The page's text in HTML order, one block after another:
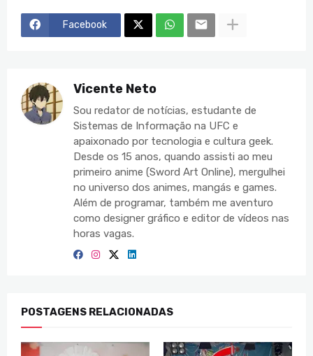
Facebook
Vicente Neto
Sou redator de notícias, estudante de
Sistemas de Informação na UFC e
apaixonado por tecnologia e cultura geek.
Desde os 15 anos, quando assisti ao meu
primeiro anime (Sword Art Online), mergulhei
no universo dos animes, mangás e games.
Além de programar, também me aventuro
como designer gráfico e editor de vídeos nas
horas vagas.
POSTAGENS RELACIONADAS